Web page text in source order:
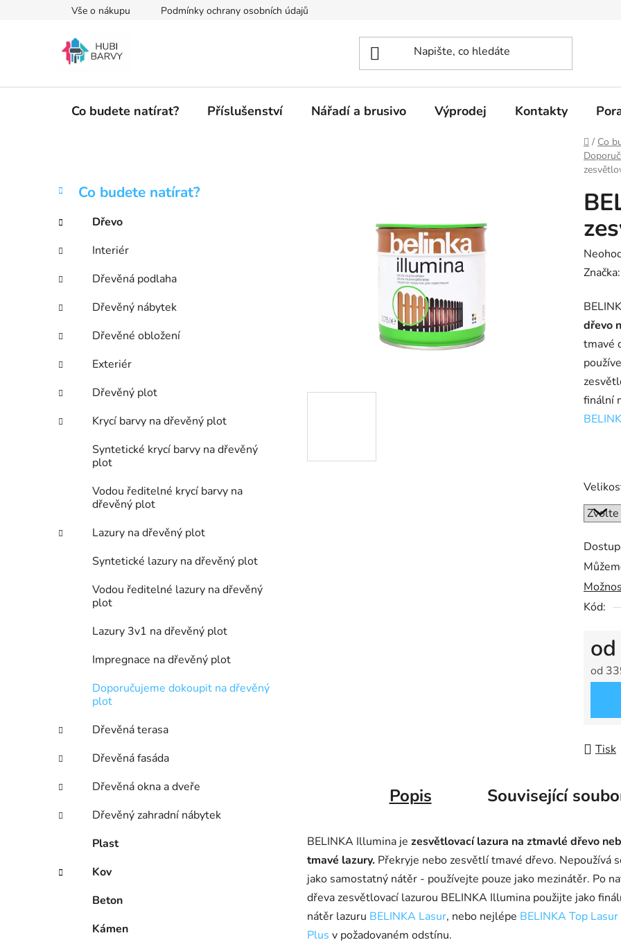
Vše o nákupu Podmínky ochrany osobních údajů
Co budete natírat? Příslušenství Nářadí a brusivo Výprodej Kontakty
Domů
/ Co
P
s
r
a
n
í
a
e
l
Přeskočit
kategorie
K
a
e
g
o
r
e
Co budete natírat?
Dřevo
Interiér
Dřevěná podlaha
Dřevěný nábytek
Dřevěné obložení
Exteriér
Dřevěný plot
Krycí barvy na dřevěný plot
Syntetické krycí barvy na dřevěný
plot
Vodou ředitelné krycí barvy na
dřevěný plot
Lazury na dřevěný plot
Syntetické lazury na dřevěný plot
Vodou ředitelné lazury na dřevěný
plot
Lazury 3v1 na dřevěný plot
Impregnace na dřevěný plot
Doporučujeme dokoupit na dřevěný
plot
Dřevěná terasa
Dřevěná fasáda
Dřevěná okna a dveře
Dřevěný zahradní nábytek
Plast
Kov
Beton
Kámen
je
0,0
z
5
Značka:
dřevo
tmavé
finální
Kód:
od
od
Tisk
Popis Související
BELINKA Illumina je zesvětlovací lazura na ztmavlé dřevo
tmavé lazury. Překryje nebo zesvětlí tmavé dřevo. Nepoužívá
jako samostatný nátěr - používejte pouze jako mezinátěr. Po
dřeva zesvětlovací lazurou BELINKA Illumina použijte jako
nátěr lazuru BELINKA Lasur, nebo nejlépe BELINKA Top
Plus v požadovaném odstínu.